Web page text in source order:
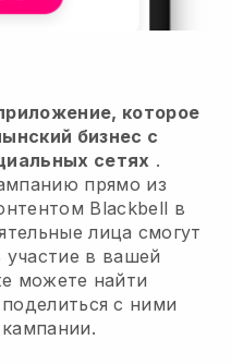
которое
бизнес с
сетях .
прямо из
Blackbell в
лица смогут
участие в вашей
можете найти
с ними